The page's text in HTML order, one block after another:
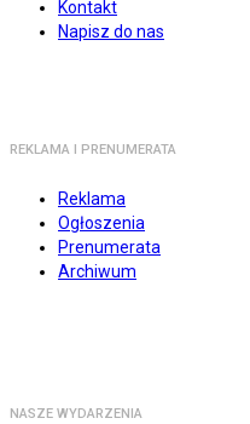
Kontakt
Napisz do nas
REKLAMA I PRENUMERATA
Reklama
Ogłoszenia
Prenumerata
Archiwum
NASZE WYDARZENIA